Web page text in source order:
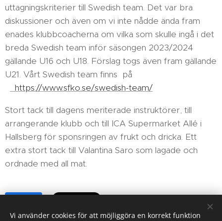
uttagningskriterier till Swedish team. Det var bra
diskussioner och även om vi inte nådde ända fram
enades klubbcoacherna om vilka som skulle ingå i det
breda Swedish team inför säsongen 2023/2024
gällande U16 och U18. Förslag togs även fram gällande
U21. Vårt Swedish team finns på
https://www.sfko.se/swedish-team/
Stort tack till dagens meriterade instruktörer, till
arrangerande klubb och till ICA Supermarket Allé i
Hallsberg för sponsringen av frukt och dricka. Ett
extra stort tack till Valantina Saro som lagade och
ordnade med all mat.
Vi använder cookies för att möjliggöra en korrekt funktion